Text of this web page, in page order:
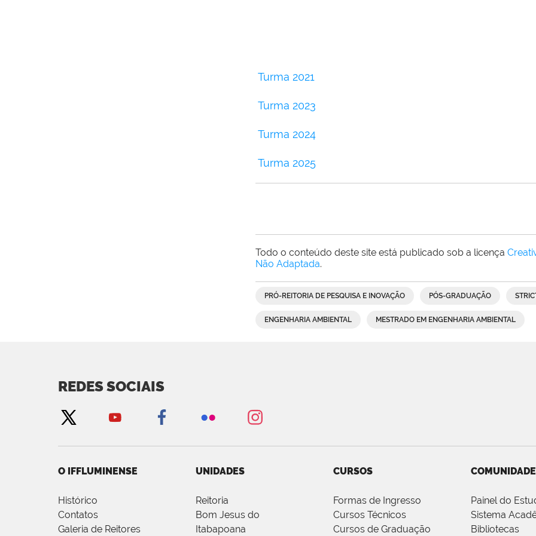
Turma 2021
Turma 2023
Turma 2024
Turma 2025
Todo o conteúdo deste site está publicado sob a licença
Não Adaptada.
PRÓ-REITORIA DE PESQUISA E INOVAÇÃO PÓS-GRADUAÇÃO
ENGENHARIA AMBIENTAL MESTRADO EM ENGENHARIA AMBIENTAL
REDES SOCIAIS
O IFFLUMINENSE
Histórico
Contatos
Galeria de Reitores
UNIDADES
Reitoria
Bom Jesus do
Itabapoana
CURSOS
Formas de Ingresso
Cursos Técnicos
Cursos de Graduação
COMUNIDADE
Painel do
Sistema
Bibliotecas